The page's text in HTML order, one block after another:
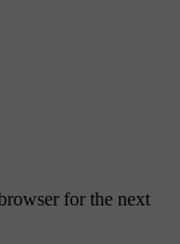
for the next